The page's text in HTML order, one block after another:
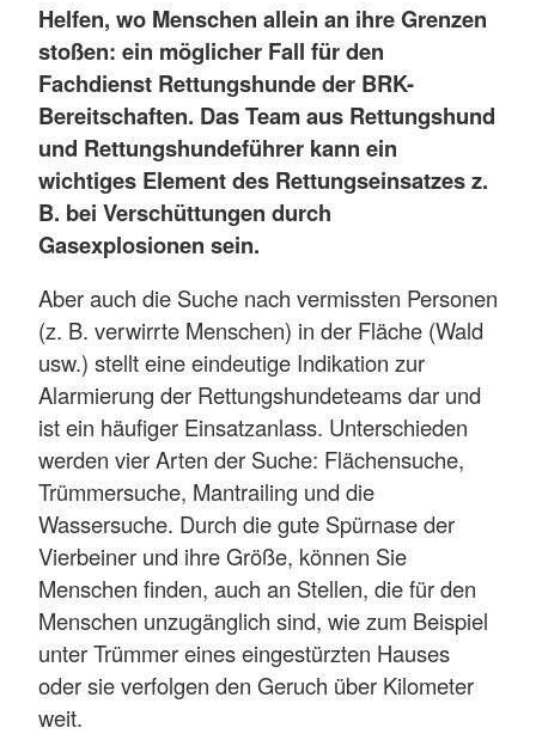
Helfen, wo Menschen allein an ihre Grenzen
stoßen: ein möglicher Fall für den
Fachdienst Rettungshunde der BRK-
Bereitschaften. Das Team aus Rettungshund
und Rettungshundeführer kann ein
wichtiges Element des Rettungseinsatzes z.
B. bei Verschüttungen durch
Gasexplosionen sein.
Aber auch die Suche nach vermissten Personen
(z. B. verwirrte Menschen) in der Fläche (Wald
usw.) stellt eine eindeutige Indikation zur
Alarmierung der Rettungshundeteams dar und
ist ein häufiger Einsatzanlass. Unterschieden
werden vier Arten der Suche: Flächensuche,
Trümmersuche, Mantrailing und die
Wassersuche. Durch die gute Spürnase der
Vierbeiner und ihre Größe, können Sie
Menschen finden, auch an Stellen, die für den
Menschen unzugänglich sind, wie zum Beispiel
unter Trümmer eines eingestürzten Hauses
oder sie verfolgen den Geruch über Kilometer
weit.